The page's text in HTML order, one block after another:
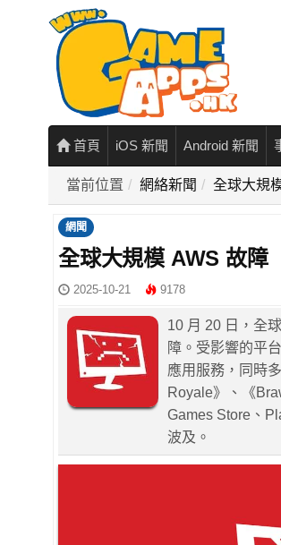
首頁 iOS 新聞 Android 新聞
當前位置 網絡新聞 全球大規
網聞
全球大規模 AWS 故
2025-10-21 9178
10 月 20 日，全
障。受影響的平
應用服務，同時
Royale》、《
Games Store、
波及。